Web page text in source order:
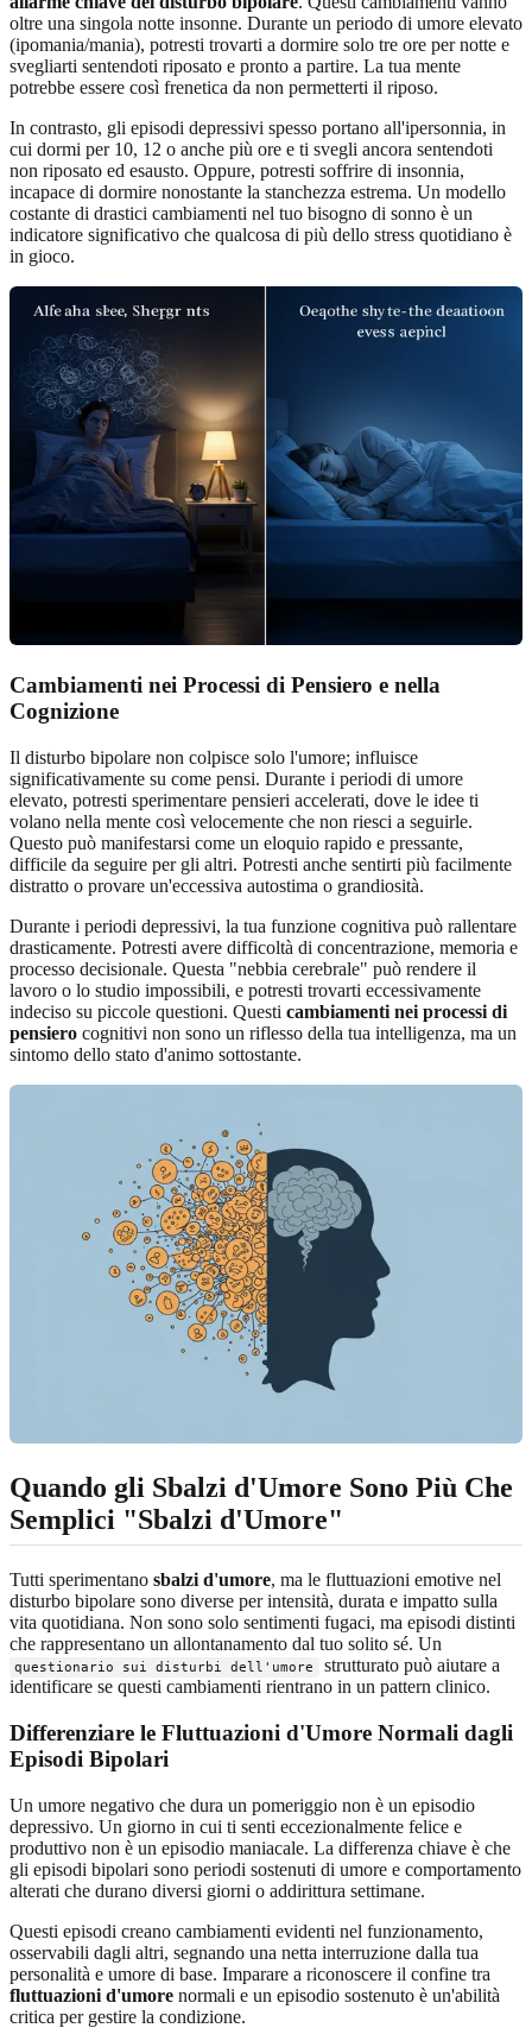
oltre una singola notte insonne. Durante un periodo di umore elevato
(ipomania/mania), potresti trovarti a dormire solo tre ore per notte e
svegliarti sentendoti riposato e pronto a partire. La tua mente
potrebbe essere così frenetica da non permetterti il riposo.
In contrasto, gli episodi depressivi spesso portano all'ipersonnia, in
cui dormi per 10, 12 o anche più ore e ti svegli ancora sentendoti
non riposato ed esausto. Oppure, potresti soffrire di insonnia,
incapace di dormire nonostante la stanchezza estrema. Un modello
costante di drastici cambiamenti nel tuo bisogno di sonno è un
indicatore significativo che qualcosa di più dello stress quotidiano è
in gioco.
Cambiamenti nei Processi di Pensiero e nella
Cognizione
Il disturbo bipolare non colpisce solo l'umore; influisce
significativamente su come pensi. Durante i periodi di umore
elevato, potresti sperimentare pensieri accelerati, dove le idee ti
volano nella mente così velocemente che non riesci a seguirle.
Questo può manifestarsi come un eloquio rapido e pressante,
difficile da seguire per gli altri. Potresti anche sentirti più facilmente
distratto o provare un'eccessiva autostima o grandiosità.
Durante i periodi depressivi, la tua funzione cognitiva può rallentare
drasticamente. Potresti avere difficoltà di concentrazione, memoria e
processo decisionale. Questa "nebbia cerebrale" può rendere il
lavoro o lo studio impossibili, e potresti trovarti eccessivamente
indeciso su piccole questioni. Questi cambiamenti nei processi di
pensiero cognitivi non sono un riflesso della tua intelligenza, ma un
sintomo dello stato d'animo sottostante.
Quando gli Sbalzi d'Umore Sono Più Che
Semplici "Sbalzi d'Umore"
Tutti sperimentano sbalzi d'umore, ma le fluttuazioni emotive nel
disturbo bipolare sono diverse per intensità, durata e impatto sulla
vita quotidiana. Non sono solo sentimenti fugaci, ma episodi distinti
che rappresentano un allontanamento dal tuo solito sé. Un
questionario sui disturbi dell'umore
strutturato può aiutare a
identificare se questi cambiamenti rientrano in un pattern clinico.
Differenziare le Fluttuazioni d'Umore Normali dagli
Episodi Bipolari
Un umore negativo che dura un pomeriggio non è un episodio
depressivo. Un giorno in cui ti senti eccezionalmente felice e
produttivo non è un episodio maniacale. La differenza chiave è che
gli episodi bipolari sono periodi sostenuti di umore e comportamento
alterati che durano diversi giorni o addirittura settimane.
Questi episodi creano cambiamenti evidenti nel funzionamento,
osservabili dagli altri, segnando una netta interruzione dalla tua
personalità e umore di base. Imparare a riconoscere il confine tra
fluttuazioni d'umore normali e un episodio sostenuto è un'abilità
critica per gestire la condizione.